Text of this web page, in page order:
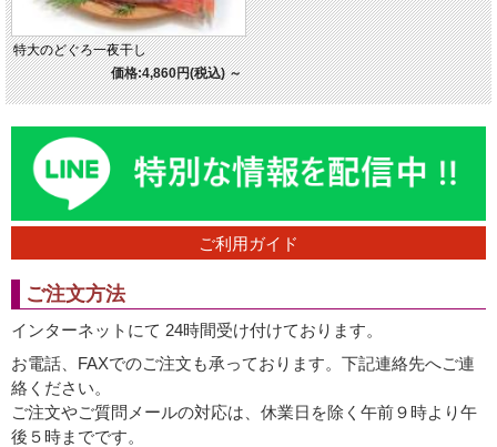
特大のどぐろ一夜干し
価格:4,860円(税込)～
ご利用ガイド
ご注文方法
インターネットにて 24時間受け付けております。
お電話、FAXでのご注文も承っております。下記連絡先へご連
絡ください。
ご注文やご質問メールの対応は、休業日を除く午前９時より午
後５時までです。